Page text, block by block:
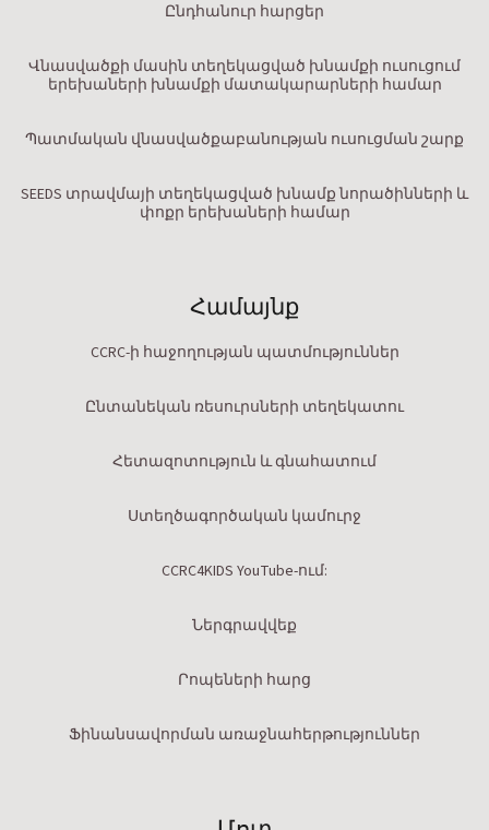
Ընդհանուր հարցեր
Վնասվածքի մասին տեղեկացված խնամքի ուսուցում
երեխաների խնամքի մատակարարների համար
Պատմական վնասվածքաբանության ուսուցման շարք
SEEDS տրավմայի տեղեկացված խնամք նորածինների և
փոքր երեխաների համար
Համայնք
CCRC-ի հաջողության պատմություններ
Ընտանեկան ռեսուրսների տեղեկատու
Հետազոտություն և գնահատում
Ստեղծագործական կամուրջ
CCRC4KIDS YouTube-ում:
Ներգրավվեք
Րոպեների հարց
Ֆինանսավորման առաջնահերթություններ